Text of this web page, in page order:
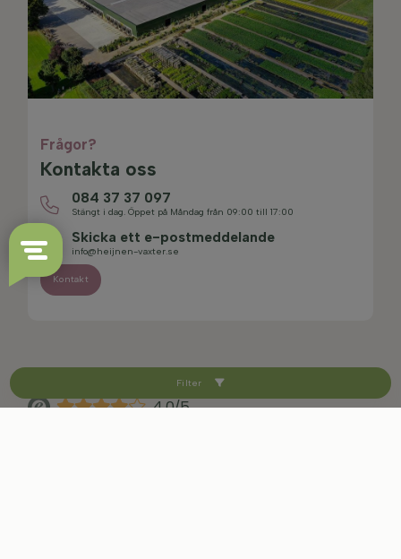
Filter
Frågor?
Kontakta oss
084 37 37 097
Stängt i dag. Öppet på Måndag från 09:00 till 17:00
Skicka ett e-postmeddelande
info@heijnen-vaxter.se
Kontakt
4.0/5